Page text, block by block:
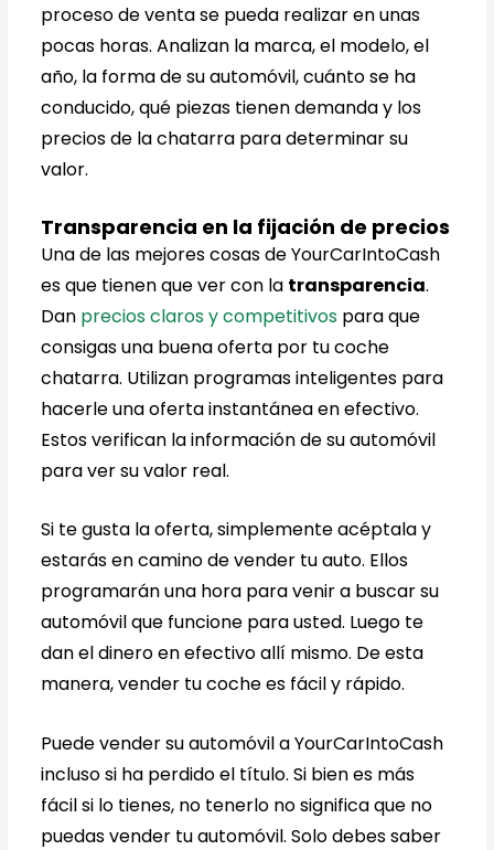
proceso de venta se pueda realizar en unas
pocas horas. Analizan la marca, el modelo, el
año, la forma de su automóvil, cuánto se ha
conducido, qué piezas tienen demanda y los
precios de la chatarra para determinar su
valor.
Transparencia en la fijación de precios
Una de las mejores cosas de YourCarIntoCash
es que tienen que ver con la transparencia.
Dan precios claros y competitivos para que
consigas una buena oferta por tu coche
chatarra. Utilizan programas inteligentes para
hacerle una oferta instantánea en efectivo.
Estos verifican la información de su automóvil
para ver su valor real.
Si te gusta la oferta, simplemente acéptala y
estarás en camino de vender tu auto. Ellos
programarán una hora para venir a buscar su
automóvil que funcione para usted. Luego te
dan el dinero en efectivo allí mismo. De esta
manera, vender tu coche es fácil y rápido.
Puede vender su automóvil a YourCarIntoCash
incluso si ha perdido el título. Si bien es más
fácil si lo tienes, no tenerlo no significa que no
puedas vender tu automóvil. Solo debes saber